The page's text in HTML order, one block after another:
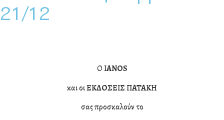
21/12
ΟΙΑΝΟS
και οιΕΚΔΟΣΕΙΣ ΠΑΤΑΚΗ
σας προσκαλούν το